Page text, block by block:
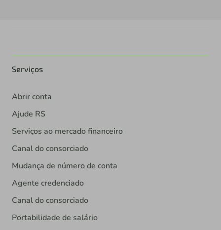
Serviços
Abrir conta
Ajude RS
Serviços ao mercado financeiro
Canal do consorciado
Mudança de número de conta
Agente credenciado
Canal do consorciado
Portabilidade de salário